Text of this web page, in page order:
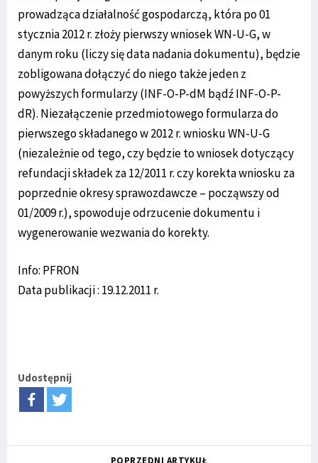
prowadząca działalność gospodarczą, która po 01
stycznia 2012 r. złoży pierwszy wniosek WN-U-G, w
danym roku (liczy się data nadania dokumentu), będzie
zobligowana dołączyć do niego także jeden z
powyższych formularzy (INF-O-P-dM bądź INF-O-P-
dR). Niezałączenie przedmiotowego formularza do
pierwszego składanego w 2012 r. wniosku WN-U-G
(niezależnie od tego, czy będzie to wniosek dotyczący
refundacji składek za 12/2011 r. czy korekta wniosku za
poprzednie okresy sprawozdawcze – począwszy od
01/2009 r.), spowoduje odrzucenie dokumentu i
wygenerowanie wezwania do korekty.
Info: PFRON
Data publikacji : 19.12.2011 r.
Udostępnij